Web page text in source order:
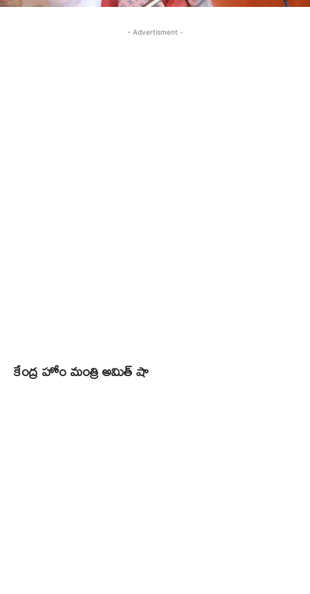
- Advertisment -
కేంద్ర హోం మంత్రి అమిత్ షా